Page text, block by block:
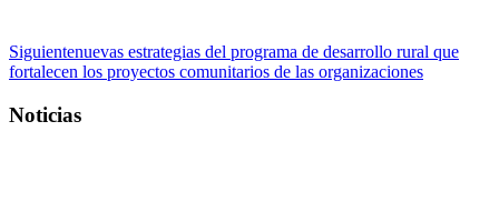
SiguientePublicación
siguiente:
nuevas estrategias del programa de desarrollo rural que
fortalecen los proyectos comunitarios de las organizaciones
Noticias